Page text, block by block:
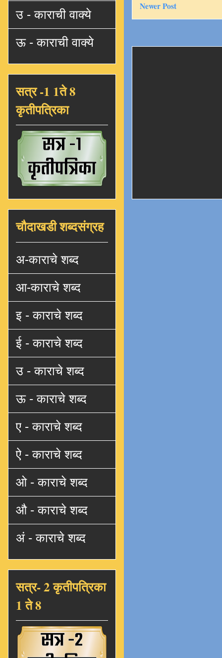
Newer Post
उ - काराची वाक्ये
ऊ - काराची वाक्ये
सत्र -1 1ते 8
कृतीपत्रिका
चौदाखडी शब्दसंग्रह
अ-काराचे शब्द
आ-काराचे शब्द
इ - काराचे शब्द
ई - काराचे शब्द
उ - काराचे शब्द
ऊ - काराचे शब्द
ए - काराचे शब्द
ऐ - काराचे शब्द
ओ - काराचे शब्द
औ - काराचे शब्द
अं - काराचे शब्द
सत्र- 2 कृतीपत्रिका
1 ते 8